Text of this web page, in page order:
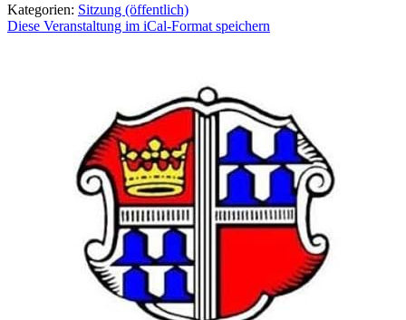
Kategorien: Sitzung (öffentlich)
Diese Veranstaltung im iCal-Format speichern